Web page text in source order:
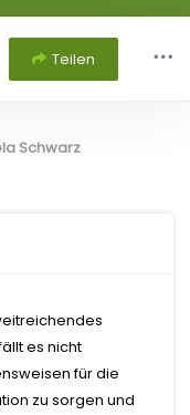
Teilen
Schwarz
es nicht
für die
zu sorgen und